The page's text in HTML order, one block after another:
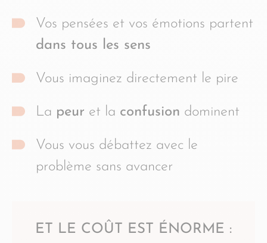
Vos pensées et vos émotions partent
dans tous les sens
Vous imaginez directement le pire
La peur et la confusion dominent
Vous vous débattez avec le
problème sans avancer
ET LE COÛT EST ÉNORME :